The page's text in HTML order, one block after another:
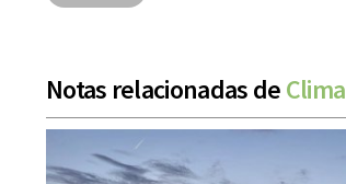
Notas relacionadas deClima